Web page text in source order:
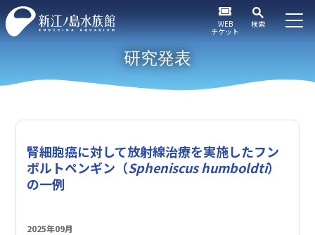
WEB
チケット
検索
研究発表
腎細胞癌に対して放射線治療を実施したフン
ボルトペンギン（Spheniscus humboldti）
の一例
2025年09月